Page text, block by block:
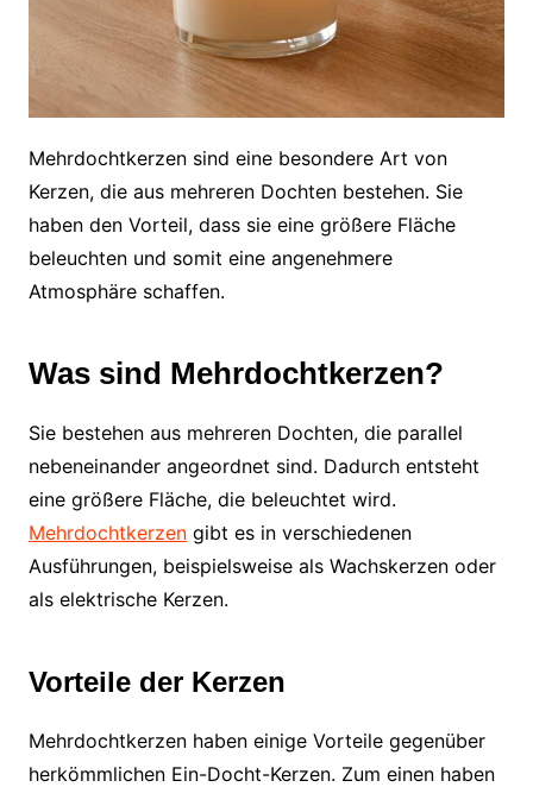
Mehrdochtkerzen sind eine besondere Art von
Kerzen, die aus mehreren Dochten bestehen. Sie
haben den Vorteil, dass sie eine größere Fläche
beleuchten und somit eine angenehmere
Atmosphäre schaffen.
Was sind Mehrdochtkerzen?
Sie bestehen aus mehreren Dochten, die parallel
nebeneinander angeordnet sind. Dadurch entsteht
eine größere Fläche, die beleuchtet wird.
Mehrdochtkerzengibt es in verschiedenen
Ausführungen, beispielsweise als Wachskerzen oder
als elektrische Kerzen.
Vorteile der Kerzen
Mehrdochtkerzen haben einige Vorteile gegenüber
herkömmlichen Ein-Docht-Kerzen. Zum einen haben